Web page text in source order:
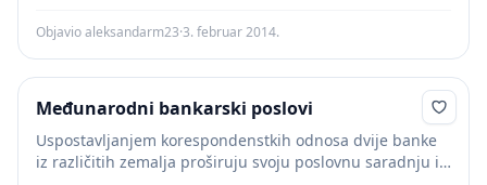
Objavio aleksandarm23·3. februar 2014.
Međunarodni bankarski poslovi
Uspostavljanjem korespondenstkih odnosa dvije banke
iz različitih zemalja proširuju svoju poslovnu saradnju i